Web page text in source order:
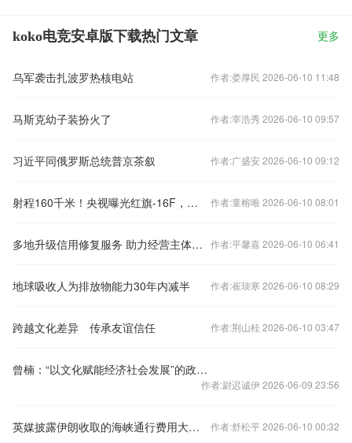
koko电竞安卓版下载热门文章 更多
乌军袭击扎波罗热核电站 作者:娄厚民 2026-06-10 11:48
马斯克幼子装扮火了 作者:宰浩秀 2026-06-10 09:57
习近平同俄罗斯总统普京茶叙 作者:广盛安 2026-06-10 09:12
射程160千米！央视曝光红旗-16F，国产“施基利”登上世界巅峰 作者:童榕唯 2026-06-10 08:01
多地升级信用修复服务 助力经营主体重塑良好信用 作者:平馨嘉 2026-06-10 06:41
地球吸收人为排放物能力30年内减半 作者:崔琰寒 2026-06-10 08:29
跨越文化差异 传承友谊信任 作者:荆山桂 2026-06-10 03:47
曾楠：“以文化赋能经济社会发展”的政治经济学阐释
作者:尉迟诚伊 2026-06-09 23:56
英媒披露伊朗收取的海峡通行费用大幅下降 作者:舒松平 2026-06-10 00:32